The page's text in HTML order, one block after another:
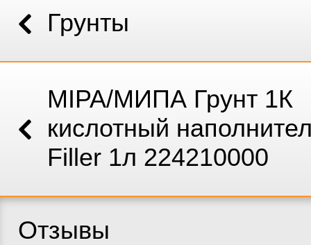
Грунты
MIPA/МИПА Грунт 1К
кислотный
Filler 1л 224210000
Отзывы